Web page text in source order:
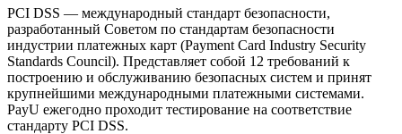
PCI DSS — международный стандарт безопасности,
разработанный Советом по стандартам безопасности
индустрии платежных карт (Payment Card Industry Security
Standards Council). Представляет собой 12 требований к
построению и обслуживанию безопасных систем и принят
крупнейшими международными платежными системами.
PayU ежегодно проходит тестирование на соответствие
стандарту PCI DSS.